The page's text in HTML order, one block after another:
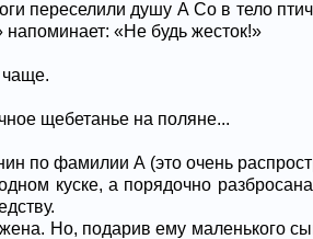
переселили душу А Со в тело
напоминает: «Не будь жесток!»
чаще.
щебетанье на поляне...
по фамилии А (это очень
куске, а порядочно
Но, подарив ему маленького